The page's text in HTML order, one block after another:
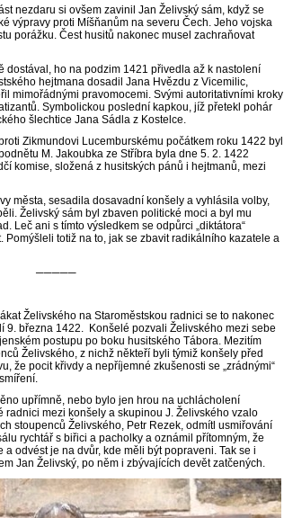
nezdaru si ovšem zavinil Jan Želivský sám, když se
výpravy proti Míšňanům na severu Čech. Jeho vojska
porážku. Čest husitů nakonec musel zachraňovat
dostával, ho na podzim 1421 přivedla až k nastolení
hejtmana dosadil Jana Hvězdu z Vicemilic,
mimořádnými pravomocemi. Svými autoritativními kroky
Symbolickou poslední kapkou, jíž přetekl pohár
šlechtice Jana Sádla z Kostelce.
Zikmundovi Lucemburskému počátkem roku 1422 byl
M. Jakoubka ze Stříbra byla dne 5. 2. 1422
komise, složená z husitských pánů i hejtmanů, mezi
města, sesadila dosavadní konšely a vyhlásila volby,
Želivský sám byl zbaven politické moci a byl mu
Leč ani s tímto výsledkem se odpůrci „diktátora“
Pomýšleli totiž na to, jak se zbavit radikálního kazatele a
─────
Želivského na Staroměstskou radnici se to nakonec
9. března 1422. Konšelé pozvali Želivského mezi sebe
postupu po boku husitského Tábora. Mezitím
Želivského, z nichž někteří byli týmiž konšely před
že pocit křivdy a nepříjemné zkušenosti se „zrádnými“
upřímně, nebo bylo jen hrou na uchlácholení
radnici mezi konšely a skupinou J. Želivského vzalo
stoupenců Želivského, Petr Rezek, odmítl usmiřování
rychtář s biřici a pacholky a oznámil přítomným, že
odvést je na dvůr, kde měli být popraveni. Tak se i
Jan Želivský, po něm i zbývajících devět zatčených.